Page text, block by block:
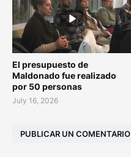
El presupuesto de
Maldonado fue realizado
por 50 personas
July 16, 2026
PUBLICAR UN COMENTARIO